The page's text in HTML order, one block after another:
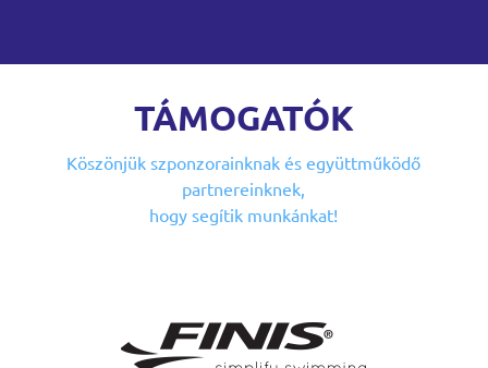
TÁMOGATÓK
Köszönjük szponzorainknakés együttműködő
partnereinknek,
hogy segítik munkánkat!